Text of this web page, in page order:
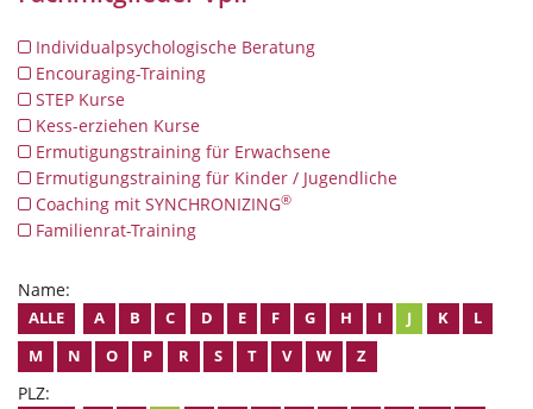
Individualpsychologische Beratung
Encouraging-Training
STEP Kurse
Kess-erziehen Kurse
Ermutigungstraining für Erwachsene
Ermutigungstraining für Kinder / Jugendliche
Coaching mit SYNCHRONIZING®
Familienrat-Training
Name:
ALLE A B C D E F G H I J K
L
M
N O P R S T V W Z
PLZ: